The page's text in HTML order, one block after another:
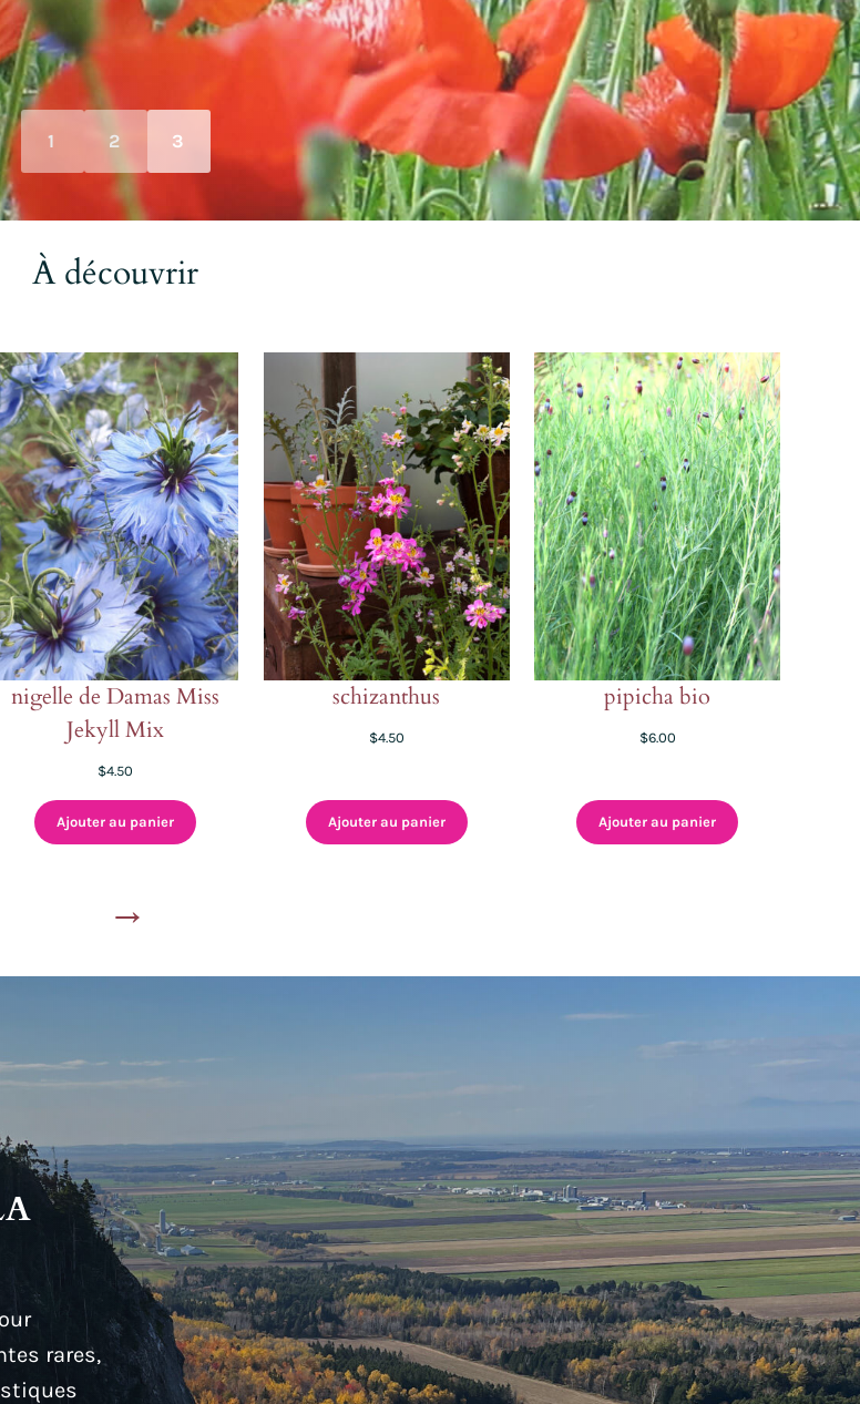
1 2 3
À découvrir
nigelle de Damas Miss
Jekyll Mix
$4.50
Ajouter au panier
schizanthus
$4.50
Ajouter au panier
pipicha bio
$6.00
Ajouter au panier
→
rares,